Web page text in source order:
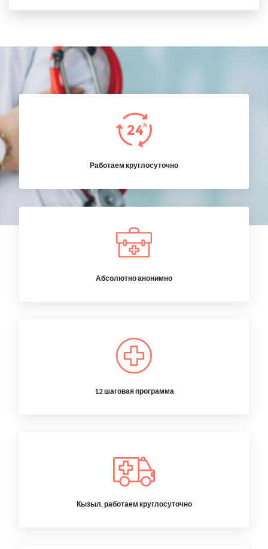
Работаем круглосуточно
Абсолютно анонимно
12 шаговая программа
Кызыл, работаем круглосуточно